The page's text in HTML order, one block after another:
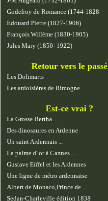
Godefroy de Romance (1744-1828
Edouard Piette (1827-1906)
François Willème (1830-1905)
Jules Mary (1850- 1922)
Retour vers le passé
Les Dolimarts
Les ardoisières de Rimogne
Est-ce vrai ?
La Grosse Bertha ...
Des dinosaures en Ardenne
Un saint Ardennais ...
La palme d' or à Cannes ...
Gustave Eiffel et les Ardennes
Une ligne de métro ardennaise
Albert de Monaco,Prince de ...
Sedan-Charleville édition 1838